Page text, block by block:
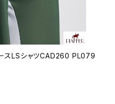
レディースLSシャツCAD260 PL079